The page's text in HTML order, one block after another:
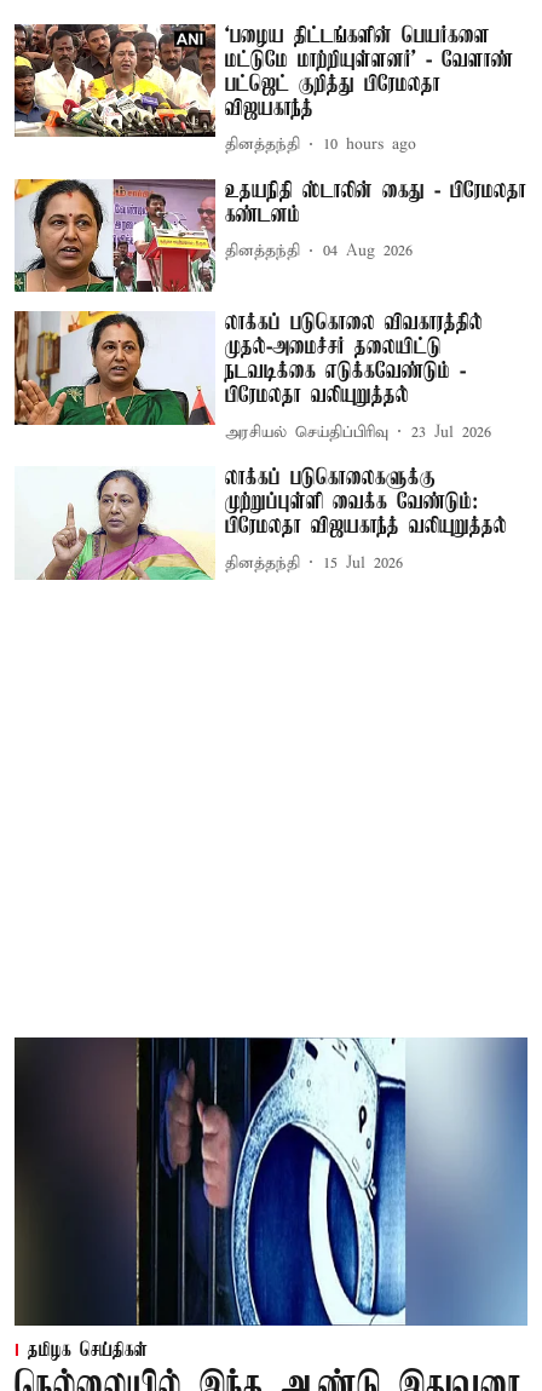
‘பழைய திட்டங்களின் பெயர்களை
மட்டுமே மாற்றியுள்ளனர்’ - வேளாண்
பட்ஜெட் குறித்து பிரேமலதா
விஜயகாந்த்
தினத்தந்தி 10 hours ago
உதயநிதி ஸ்டாலின் கைது - பிரேமலதா
கண்டனம்
தினத்தந்தி 04 Aug 2026
லாக்கப் படுகொலை விவகாரத்தில்
முதல்-அமைச்சர் தலையிட்டு
நடவடிக்கை எடுக்கவேண்டும் -
பிரேமலதா வலியுறுத்தல்
அரசியல் செய்திப்பிரிவு 23 Jul 2026
லாக்கப் படுகொலைகளுக்கு
முற்றுப்புள்ளி வைக்க வேண்டும்:
பிரேமலதா விஜயகாந்த் வலியுறுத்தல்
தினத்தந்தி 15 Jul 2026
தமிழக செய்திகள்